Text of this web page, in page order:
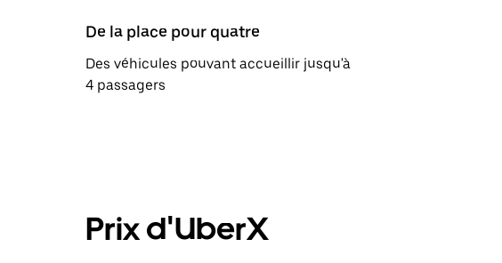
De la place pour quatre
Des véhicules pouvant accueillir jusqu'à
4 passagers
Prix d'UberX